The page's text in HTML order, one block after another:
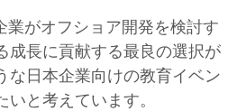
がオフショア開発を検討す
成長に貢献する最良の選択が
な日本企業向けの教育イベン
いと考えています。